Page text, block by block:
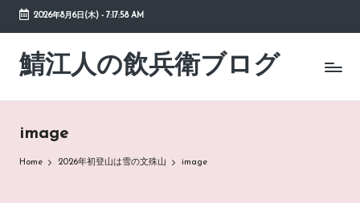
Skip
content
2026年8月6日(木)- 7:17:58 AM
鯖江人の飲兵衛ブログ
日々
の
草
image
Home 2026年初登山は雪の文殊山 image